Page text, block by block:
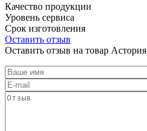
Качество продукции
Уровень сервиса
Срок изготовления
Оставить отзыв
Оставить отзыв на товар Астория